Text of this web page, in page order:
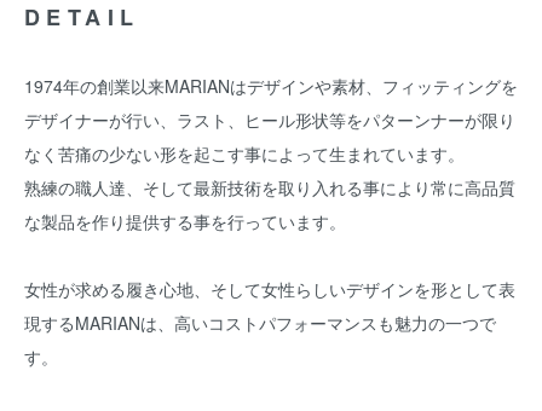
DETAIL
1974年の創業以来MARIANはデザインや素材、フィッティングを
デザイナーが行い、ラスト、ヒール形状等をパターンナーが限り
なく苦痛の少ない形を起こす事によって生まれています。
熟練の職人達、そして最新技術を取り入れる事により常に高品質
な製品を作り提供する事を行っています。
女性が求める履き心地、そして女性らしいデザインを形として表
現するMARIANは、高いコストパフォーマンスも魅力の一つで
す。